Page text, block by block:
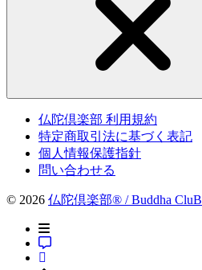
仏陀倶楽部 利用規約
特定商取引法に基づく表記
個人情報保護指針
問い合わせる
© 2026 仏陀倶楽部® / Buddha CluB